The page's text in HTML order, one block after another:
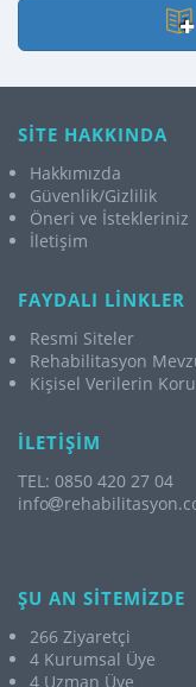
SİTE HAKKINDA
Hakkımızda
Güvenlik/Gizlilik
Öneri ve İstekleriniz
İletişim
FAYDALI LİNKLER
Resmi Siteler
Rehabilitasyon
Kişisel Verilerin
İLETİŞİM
TEL: 0850 420 27 04
info
ŞU AN SİTEMİZDE
266 Ziyaretçi
4 Kurumsal Üye
4 Uzman Üye